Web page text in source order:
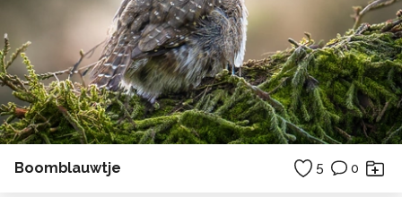
Boomblauwtje 5 0